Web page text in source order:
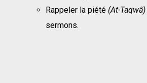
Rappeler la piété (At-Taqwâ)
sermons.